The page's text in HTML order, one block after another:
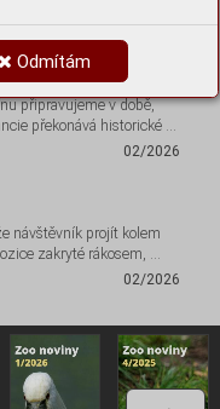
Odmítám
připravujeme v době,
překonává historické …
02/2026
návštěvník projít kolem
zakryté rákosem, …
02/2026